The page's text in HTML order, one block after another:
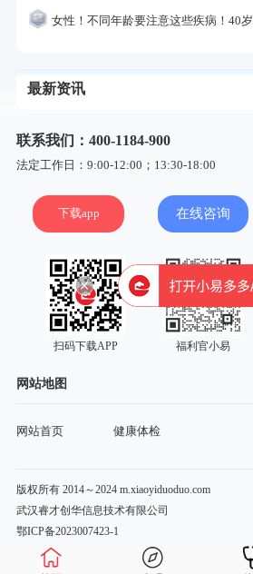
女性！不同年龄要注意这些疾病！40岁的这个疾病最需要注意！
最新资讯
联系我们：400-1184-900
法定工作日：9:00-12:00；13:30-18:00
下载app 在线咨询
扫码下载APP 福利官小易
网站地图
网站首页 健康体检
版权所有 2014～2024 m.xiaoyiduoduo.com
武汉睿才创华信息技术有限公司
鄂ICP备2023007423-1